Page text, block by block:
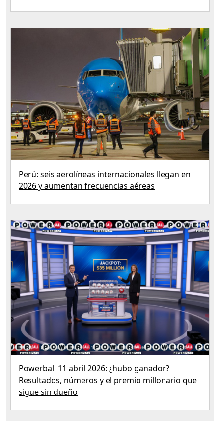
Perú: seis aerolíneas internacionales llegan en
2026 y aumentan frecuencias aéreas
Powerball 11 abril 2026: ¿hubo ganador?
Resultados, números y el premio millonario que
sigue sin dueño